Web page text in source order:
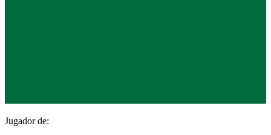
Jugador de: